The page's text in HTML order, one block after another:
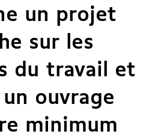
un projet
sur les
du travail et
ouvrage
minimum